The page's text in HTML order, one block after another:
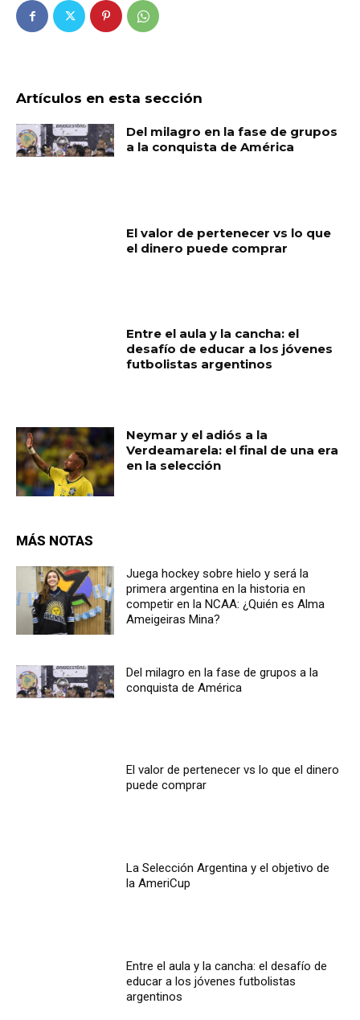
Artículos en esta sección
Del milagro en la fase de grupos
a la conquista de América
El valor de pertenecer vs lo que
el dinero puede comprar
Entre el aula y la cancha: el
desafío de educar a los jóvenes
futbolistas argentinos
Neymar y el adiós a la
Verdeamarela: el final de una era
en la selección
MÁS NOTAS
Juega hockey sobre hielo y será la
primera argentina en la historia en
competir en la NCAA: ¿Quién es Alma
Ameigeiras Mina?
Del milagro en la fase de grupos a la
conquista de América
El valor de pertenecer vs lo que el dinero
puede comprar
La Selección Argentina y el objetivo de
la AmeriCup
Entre el aula y la cancha: el desafío de
educar a los jóvenes futbolistas
argentinos